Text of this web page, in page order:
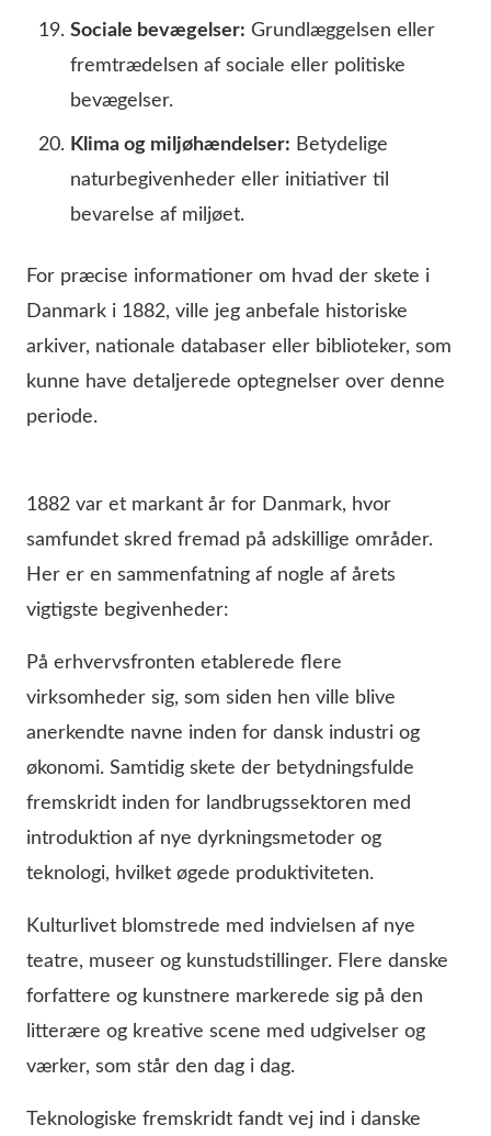
Sociale bevægelser: Grundlæggelsen eller
fremtrædelsen af sociale eller politiske
bevægelser.
Klima og miljøhændelser: Betydelige
naturbegivenheder eller initiativer til
bevarelse af miljøet.
For præcise informationer om hvad der skete i
Danmark i 1882, ville jeg anbefale historiske
arkiver, nationale databaser eller biblioteker, som
kunne have detaljerede optegnelser over denne
periode.
1882 var et markant år for Danmark, hvor
samfundet skred fremad på adskillige områder.
Her er en sammenfatning af nogle af årets
vigtigste begivenheder:
På erhvervsfronten etablerede flere
virksomheder sig, som siden hen ville blive
anerkendte navne inden for dansk industri og
økonomi. Samtidig skete der betydningsfulde
fremskridt inden for landbrugssektoren med
introduktion af nye dyrkningsmetoder og
teknologi, hvilket øgede produktiviteten.
Kulturlivet blomstrede med indvielsen af nye
teatre, museer og kunstudstillinger. Flere danske
forfattere og kunstnere markerede sig på den
litterære og kreative scene med udgivelser og
værker, som står den dag i dag.
Teknologiske fremskridt fandt vej ind i danske